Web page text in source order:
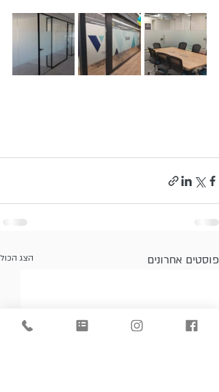
פוסטים אחרונים הצג הכול